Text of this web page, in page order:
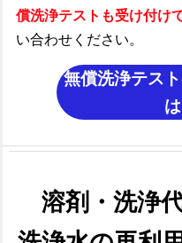
償洗浄テストも受け付け
い合わせください。
無償洗浄テス
溶剤・洗浄